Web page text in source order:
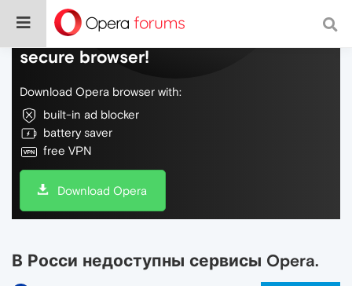
Do more on the web, with a fast and
secure browser!
Download Opera browser with:
built-in ad blocker
battery saver
free VPN
Download Opera
В Росси недоступны сервисы Opera.